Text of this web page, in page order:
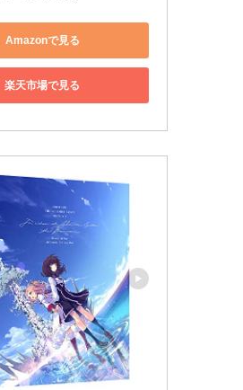
Amazonで見る
楽天市場で見る